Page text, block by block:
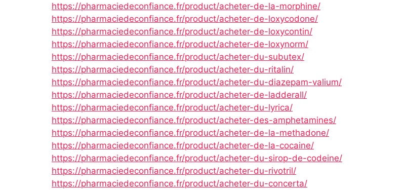
https://pharmaciedeconfiance.fr/product/acheter-de-la-morphine/
https://pharmaciedeconfiance.fr/product/acheter-de-loxycodone/
https://pharmaciedeconfiance.fr/product/acheter-de-loxycontin/
https://pharmaciedeconfiance.fr/product/acheter-de-loxynorm/
https://pharmaciedeconfiance.fr/product/acheter-du-subutex/
https://pharmaciedeconfiance.fr/product/acheter-du-ritalin/
https://pharmaciedeconfiance.fr/product/acheter-du-diazepam-valium/
https://pharmaciedeconfiance.fr/product/acheter-de-ladderall/
https://pharmaciedeconfiance.fr/product/acheter-du-lyrica/
https://pharmaciedeconfiance.fr/product/acheter-des-amphetamines/
https://pharmaciedeconfiance.fr/product/acheter-de-la-methadone/
https://pharmaciedeconfiance.fr/product/acheter-de-la-cocaine/
https://pharmaciedeconfiance.fr/product/acheter-du-sirop-de-codeine/
https://pharmaciedeconfiance.fr/product/acheter-du-rivotril/
https://pharmaciedeconfiance.fr/product/acheter-du-concerta/